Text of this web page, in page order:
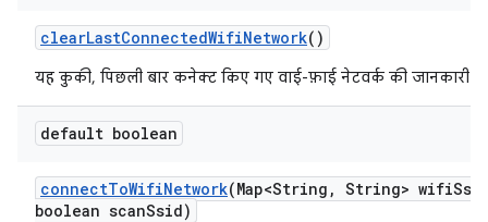
clearLastConnectedWifiNetwork()
यह कुकी, पिछली बार कनेक्ट किए गए वाई-फ़ाई नेटवर्क की जानकारी
default boolean
connectToWifiNetwork(Map<String , String> wifi
boolean scanSsid)